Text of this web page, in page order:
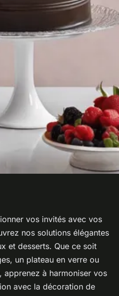
pour
et
de lecture
vos invités avec vos
nos solutions élégantes
et desserts. Que ce soit
un plateau en verre ou
apprenez à harmoniser vos
avec la décoration de